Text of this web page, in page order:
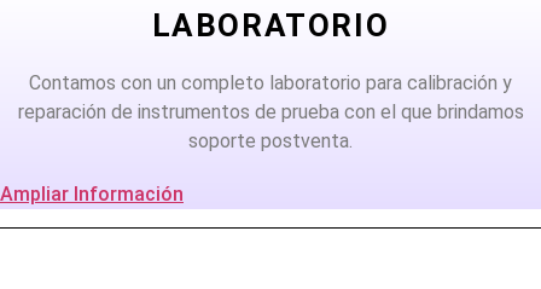
LABORATORIO
Contamos con un completo laboratorio para calibración y
reparación de instrumentos de prueba con el que brindamos
soporte postventa.
Ampliar Información